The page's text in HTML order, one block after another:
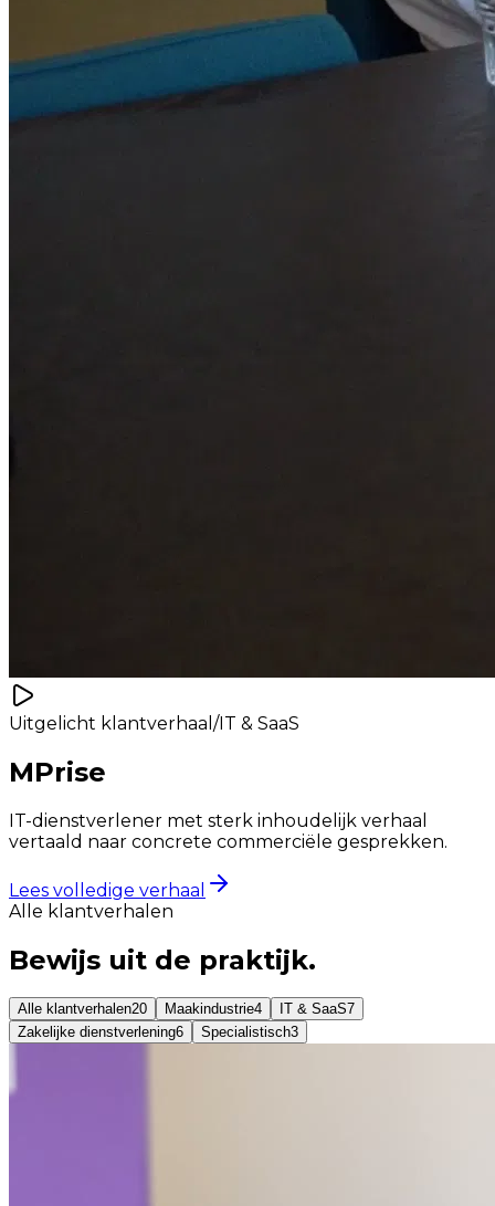
Uitgelicht klantverhaal /IT & SaaS
MPrise
IT-dienstverlener met sterk inhoudelijk verhaal
vertaald naar concrete commerciële gesprekken.
Lees volledige verhaal
Alle klantverhalen
Bewijs uit de praktijk.
Alle klantverhalen20 Maakindustrie4 IT & SaaS7
Zakelijke dienstverlening6 Specialistisch3